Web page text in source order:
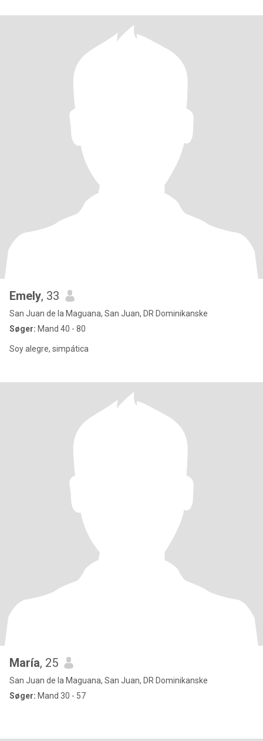
Emely, 33
San Juan de la Maguana, San Juan, DR Dominikanske
Søger: Mand 40 - 80
Soy alegre, simpática
María, 25
San Juan de la Maguana, San Juan, DR Dominikanske
Søger: Mand 30 - 57